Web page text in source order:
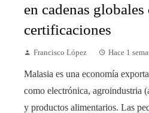
en cadenas globales
certificaciones
Francisco López Hace 1
Malasia es una economía
como electrónica, agroindustria
y productos alimentarios. Las